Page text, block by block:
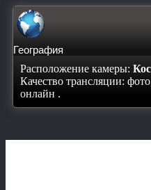
География
Расположение камеры:
Качество трансляции:
онлайн .